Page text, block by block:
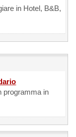
in Hotel, B&B,
programma in